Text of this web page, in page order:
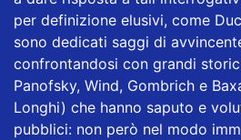
per definizione elusivi, come
sono dedicati saggi di
confrontandosi con grandi
Panofsky, Wind, Gombrich e
Longhi) che hanno saputo e
pubblici: non però nel modo